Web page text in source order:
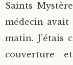
Saints
médecin avait
matin. J’étais
couverture